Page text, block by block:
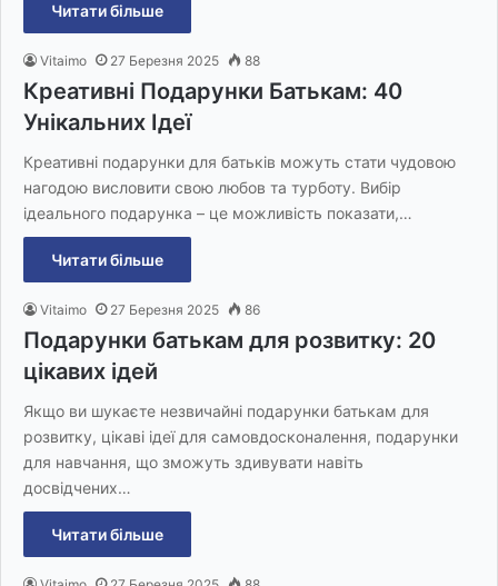
Читати більше
Vitaimo 27 Березня 2025 88
Креативні Подарунки Батькам: 40
Унікальних Ідеї
Креативні подарунки для батьків можуть стати чудовою
нагодою висловити свою любов та турботу. Вибір
ідеального подарунка – це можливість показати,…
Читати більше
Vitaimo 27 Березня 2025 86
Подарунки батькам для розвитку: 20
цікавих ідей
Якщо ви шукаєте незвичайні подарунки батькам для
розвитку, цікаві ідеї для самовдосконалення, подарунки
для навчання, що зможуть здивувати навіть
досвідчених…
Читати більше